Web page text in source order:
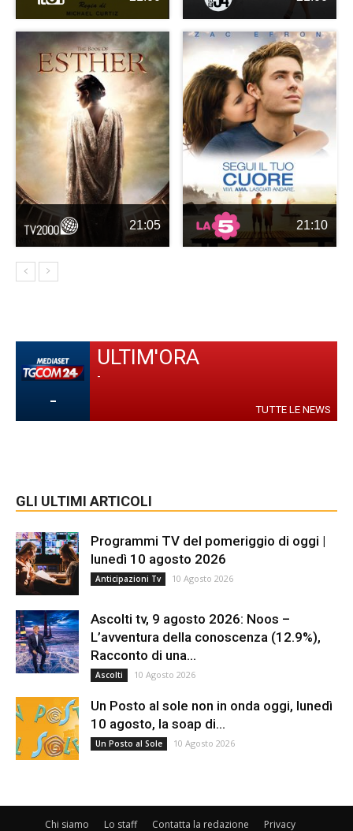
21:05 21:10
-
ULTIM'ORA
-
TUTTE LE NEWS
GLI ULTIMI ARTICOLI
Programmi TV del pomeriggio di oggi |
lunedì 10 agosto 2026
Anticipazioni Tv 10 Agosto 2026
Ascolti tv, 9 agosto 2026: Noos –
L’avventura della conoscenza (12.9%),
Racconto di una...
Ascolti 10 Agosto 2026
Un Posto al sole non in onda oggi, lunedì
10 agosto, la soap di...
Un Posto al Sole 10 Agosto 2026
Chi siamo Lo staff Contatta la redazione Privacy